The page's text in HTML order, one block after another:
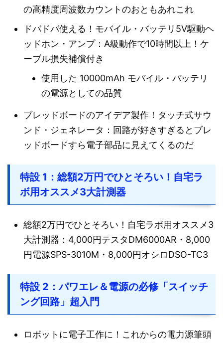
の高精度周波数カウントのおともあれこれ
ドバドバ使える！モバイル・バッテリ5V駆動ヘ
ッドホン・アンプ：A級動作で10時間以上！ケ
ーブル損失補償付き
使用した 10000mAh モバイル・バッテリ
の電源としての品質
ブレッドボードのアイデア製作！タッチ式サウ
ンド・ジェネレータ：回路が好きすぎるとブレ
ッドボードすら電子部品に見えてくるのだ
特設 1：総額2万円でひとそろい！自宅ラ
ボ用オススメ3大計測器
総額2万円でひとそろい！自宅ラボ用オススメ3
大計測器：4,000円テスタDM6000AR・8,000
円電源SPS-3010M・8,000円オシロDSO-TC3
特設 2：パワエレ＆電源の必修「スイッチ
ング回路」超入門
ロボットに電子工作に！これからの電力源筆頭